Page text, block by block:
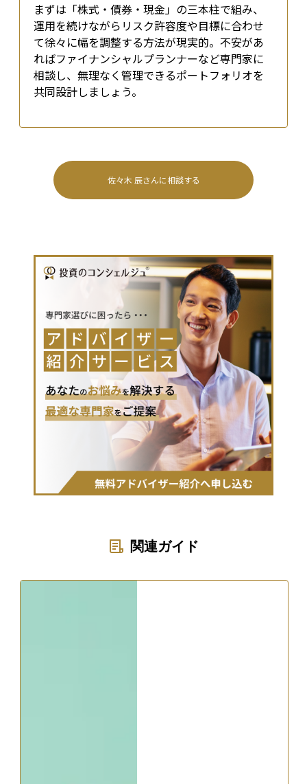
まずは「株式・債券・現金」の三本柱で組み、
運用を続けながらリスク許容度や目標に合わせ
て徐々に幅を調整する方法が現実的。不安があ
ればファイナンシャルプランナーなど専門家に
相談し、無理なく管理できるポートフォリオを
共同設計しましょう。
佐々木 辰さんに相談する
関連ガイド